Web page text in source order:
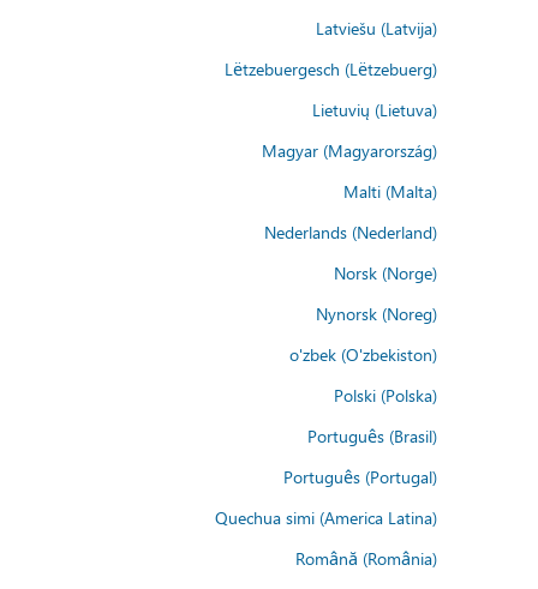
Latviešu (Latvija)
Lëtzebuergesch (Lëtzebuerg)
Lietuvių (Lietuva)
Magyar (Magyarország)
Malti (Malta)
Nederlands (Nederland)
Norsk (Norge)
Nynorsk (Noreg)
o'zbek (O'zbekiston)
Polski (Polska)
Português (Brasil)
Português (Portugal)
Quechua simi (America Latina)
Română (România)